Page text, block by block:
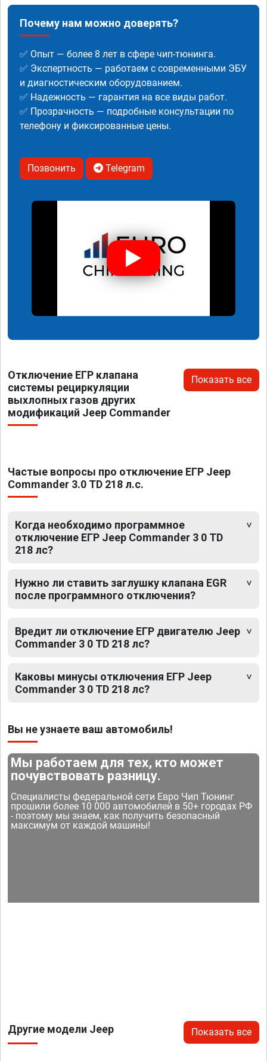
Почему нам можно доверять?
✅ Опыт — более 8 лет в сфере чип-тюнинга.
✅ Экспертность — работаем с современными ЭБУ
и диагностическим оборудованием.
✅ Надежность — гарантия на все виды работ.
✅ Прозрачность — подробные консультации по
телефону и фиксированные цены.
Позвонить Telegram
Отключение ЕГР клапана
системы рециркуляции
выхлопных газов других
модификаций Jeep Commander
Показать все
Частые вопросы про отключение ЕГР Jeep
Commander 3.0 TD 218 л.с.
Когда необходимо программное
отключение ЕГР Jeep Commander 3 0 TD
218 лс?
Нужно ли ставить заглушку клапана EGR
после программного отключения?
Вредит ли отключение ЕГР двигателю Jeep
Commander 3 0 TD 218 лс?
Каковы минусы отключения ЕГР Jeep
Commander 3 0 TD 218 лс?
Вы не узнаете ваш автомобиль!
Мы работаем для тех, кто может
почувствовать разницу.
Специалисты федеральной сети Евро Чип Тюнинг
прошили более 10 000 автомобилей в 50+ городах РФ
- поэтому мы знаем, как получить безопасный
максимум от каждой машины!
Другие модели Jeep Показать все